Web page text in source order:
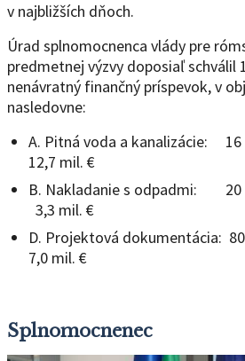
v najbližších dňoch.
Úrad splnomocnenca vlády pre
predmetnej výzvy doposiaľ schválil
nenávratný finančný príspevok, v
nasledovne:
A. Pitná voda a kanalizácie:
12,7 mil. €
B. Nakladanie s odpadmi: 20
3,3 mil. €
D. Projektová dokumentácia:
7,0 mil. €
Splnomocnenec